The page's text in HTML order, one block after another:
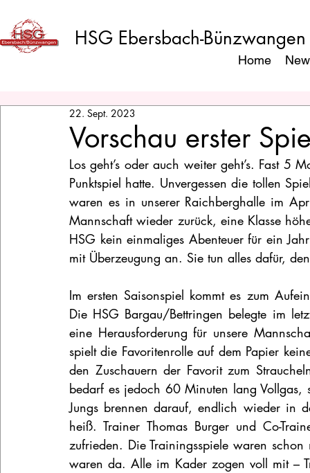
HSG Ebersbach-Bünzwangen
Home
Vorschau erster
22. Sept. 2023
Los geht’s oder auch weiter geht’s. Fast 5
Punktspiel hatte. Unvergessen die tollen
waren es in unserer Raichberghalle im
Mannschaft wieder zurück, eine Klasse
HSG kein einmaliges Abenteuer für ein
mit Überzeugung an. Sie tun alles dafür,
Im ersten Saisonspiel kommt es zum
Die HSG Bargau/Bettringen belegte im
eine Herausforderung für unsere
spielt die Favoritenrolle auf dem Papier
den Zuschauern der Favorit zum
bedarf es jedoch 60 Minuten lang Vollgas,
Jungs brennen darauf, endlich wieder in
heiß. Trainer Thomas Burger und Co-
zufrieden. Die Trainingsspiele waren
waren da. Alle im Kader zogen voll mit –